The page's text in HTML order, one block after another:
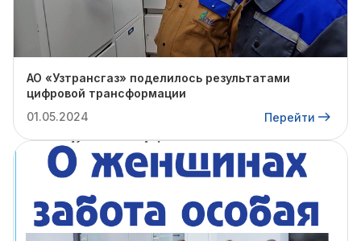
АО «Узтрансгаз» поделилось результатами
цифровой трансформации
01.05.2024
Перейти